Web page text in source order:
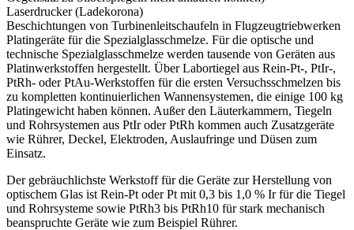
Laserdrucker (Ladekorona)
Beschichtungen von Turbinenleitschaufeln in Flugzeugtriebwerken
Platingeräte für die Spezialglasschmelze. Für die optische und
technische Spezialglasschmelze werden tausende von Geräten aus
Platinwerkstoffen hergestellt. Über Labortiegel aus Rein-Pt-, PtIr-,
PtRh- oder PtAu-Werkstoffen für die ersten Versuchsschmelzen bis
zu kompletten kontinuierlichen Wannensystemen, die einige 100 kg
Platingewicht haben können. Außer den Läuterkammern, Tiegeln
und Rohrsystemen aus PtIr oder PtRh kommen auch Zusatzgeräte
wie Rührer, Deckel, Elektroden, Auslaufringe und Düsen zum
Einsatz.
Der gebräuchlichste Werkstoff für die Geräte zur Herstellung von
optischem Glas ist Rein-Pt oder Pt mit 0,3 bis 1,0 % Ir für die Tiegel
und Rohrsysteme sowie PtRh3 bis PtRh10 für stark mechanisch
beanspruchte Geräte wie zum Beispiel Rührer.